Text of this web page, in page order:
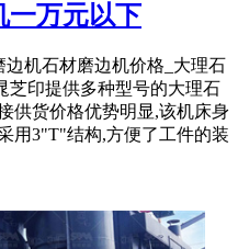
一万元以下
边机石材磨边机价格_大理石
芝印提供多种型号的大理石
供货价格优势明显,该机床身
用3"T"结构,方便了工件的装